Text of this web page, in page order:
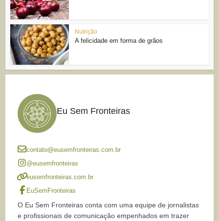
Nutrição
A felicidade em forma de grãos
Eu Sem Fronteiras
contato@eusemfronteiras.com.br
@eusemfronteiras
eusemfronteiras.com.br
EuSemFronteiras
O Eu Sem Fronteiras conta com uma equipe de jornalistas
e profissionais de comunicação empenhados em trazer